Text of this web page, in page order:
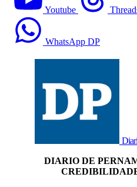
Youtube
WhatsApp DP
DIARIO DE